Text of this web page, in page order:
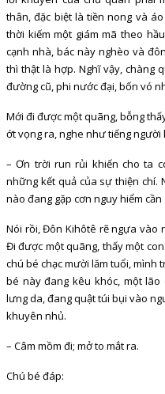
thân, đặc biệt là tiền nong và
thời kiếm một giám mã theo
cạnh nhà, bác này nghèo và
thì thật là hợp. Nghĩ vậy, chàng
đường cũ, phi nước đại, bốn vó
Mới đi được một quãng, bỗng
ớt vọng ra, nghe như tiếng
– Ơn trời run rủi khiến cho ta
những kết quả của sự thiện chí.
nào đang gặp cơn nguy hiểm
Nói rồi, Đôn Kihôtê rẽ ngựa vào
Đi được một quãng, thấy một
chú bé chạc mười lăm tuổi, mình
bé này đang kêu khóc, một
lưng da, đang quật túi bụi vào
khuyên nhủ.
– Câm mồm đi; mở to mắt ra.
Chú bé đáp: